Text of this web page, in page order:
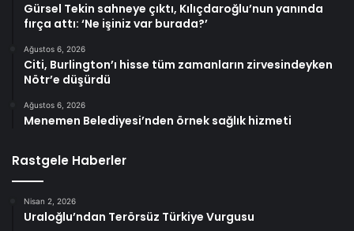
Gürsel Tekin sahneye çıktı, Kılıçdaroğlu’nun yanında
fırça attı: ‘Ne işiniz var burada?’
Ağustos 6, 2026
Citi, Burlington’ı hisse tüm zamanların zirvesindeyken
Nötr’e düşürdü
Ağustos 6, 2026
Menemen Belediyesi’nden örnek sağlık hizmeti
Rastgele Haberler
Nisan 2, 2026
Uraloğlu’ndan Terörsüz Türkiye Vurgusu